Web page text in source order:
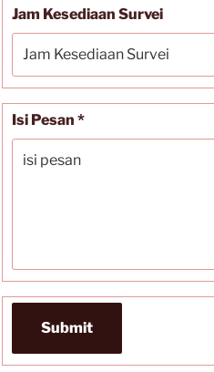
Jam Kesediaan Survei
Isi Pesan *
Submit